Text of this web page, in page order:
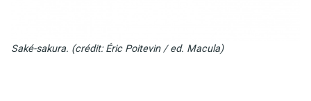
Saké-sakura. (crédit: Éric Poitevin / ed. Macula)